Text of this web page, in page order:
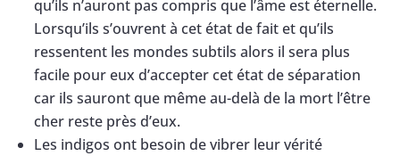
qu’ils n’auront pas compris que l’âme est éternelle.
Lorsqu’ils s’ouvrent à cet état de fait et qu’ils
ressentent les mondes subtils alors il sera plus
facile pour eux d’accepter cet état de séparation
car ils sauront que même au-delà de la mort l’être
cher reste près d’eux.
Les indigos ont besoin de vibrer leur vérité